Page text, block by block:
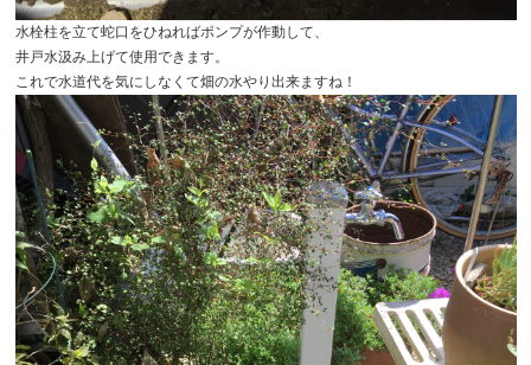
水栓柱を立て蛇口をひねればポンプが作動して、
井戸水汲み上げて使用できます。
これで水道代を気にしなくて畑の水やり出来ますね！